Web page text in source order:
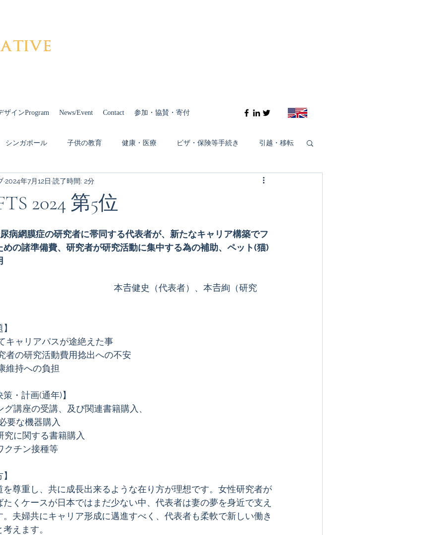
ザインProgram News/Event Contact 参加・協賛・寄付
シンガポール 子供の教育 健康・医療 ビザ・保険等手続き 引越・移転
19 ドイツ カナダ Cheiron-GIFTS 2020
2024 第5位
2024年7月12日 読了時間: 2分
病網膜症の研究者に帯同する代表者が、新たなキャリア構築でフ
めの諸準備費、研究者が研究活動に集中する為の補助、ペット(猫)
代表者）、本𠮷絢（研究
ャリアパスが途絶えた事
の研究活動費用捻出への不安
維持への負担
・計画(通年)】
講座の受講、及び関連書籍購入、
必要な機器購入
に関する書籍購入
クチン接種等
尊重し、共に成長出来るような在り方が理想です。女性研究者が
くケースが日本ではまだ少ない中、代表者は妻の夢を身近で支え
夫婦共にキャリア形成に邁進すべく、代表者も柔軟で新しい働き
えます。